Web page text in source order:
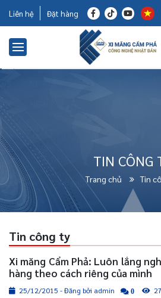
Liên hệ Đặt hàng
TIN CÔNG
Trang chủ Tin
Tin công ty
Xi măng Cẩm Phả: Luôn lắng
hàng theo cách riêng của mình
25/12/2015 - Đăng bởi admin 0